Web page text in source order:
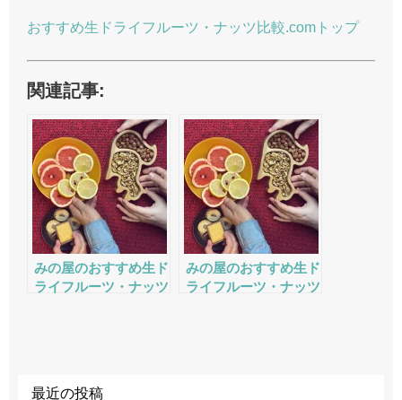
おすすめ生ドライフルーツ・ナッツ比較.comトップ
関連記事:
みの屋のおすすめ生ド
ライフルーツ・ナッツ
みの屋のおすすめ生ド
ライフルーツ・ナッツ
最近の投稿